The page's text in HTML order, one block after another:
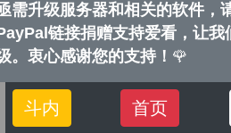
需升级服务器和相关的软件，
链接捐赠支持爱看，让
。衷心感谢您的支持！ 🌹
斗内 首页